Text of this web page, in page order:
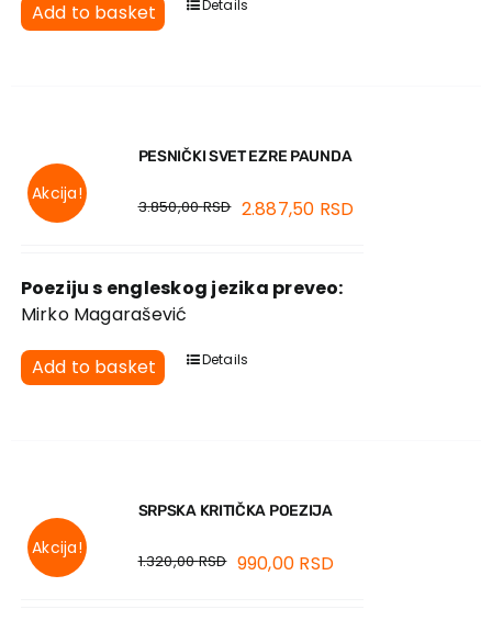
Add to basket Details
Akcija!
PESNIČKI SVET EZRE PAUNDA
3.850,00RSD 2.887,50 RSD
Poeziju s engleskog jezika preveo:
Mirko Magarašević
Add to basket Details
Akcija!
SRPSKA KRITIČKA POEZIJA
1.320,00RSD 990,00 RSD